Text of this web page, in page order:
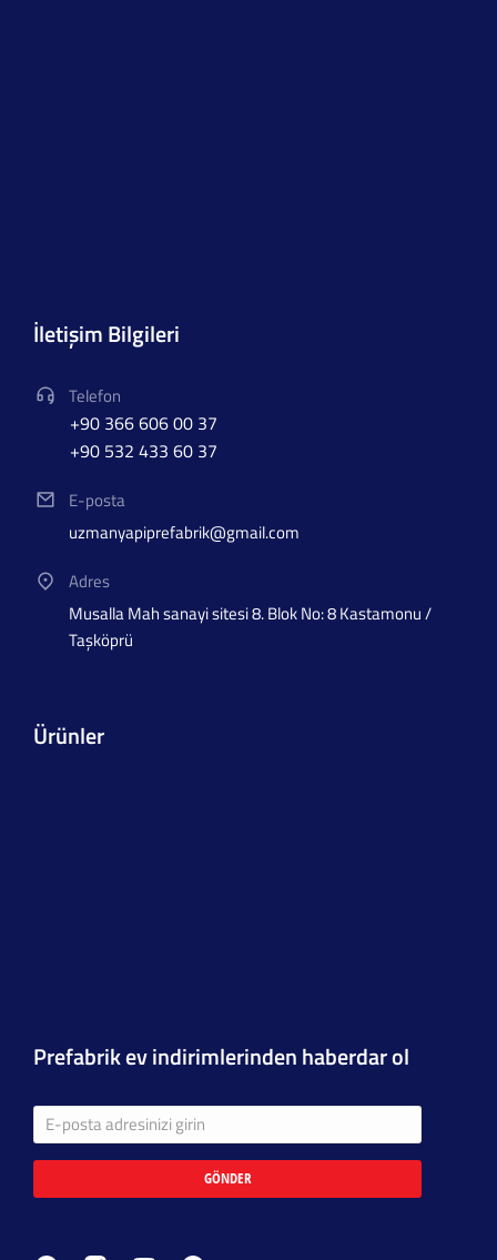
İletişim Bilgileri
Telefon
+90 366 606 00 37
+90 532 433 60 37
E-posta
uzmanyapiprefabrik@gmail.com
Adres
Musalla Mah sanayi sitesi 8. Blok No: 8 Kastamonu /
Taşköprü
Ürünler
Prefabrik ev indirimlerinden haberdar ol
GÖNDER